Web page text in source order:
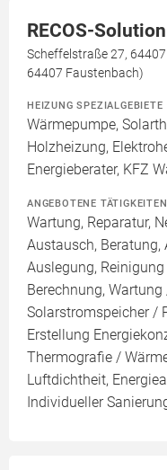
RECOS-
Scheffelstraße 27,
64407 Faustenbach)
HEIZUNG SPEZIALGEBIETE
Wärmepumpe,
Holzheizung,
Energieberater, KFZ
ANGEBOTENE TÄTIGKEITEN
Wartung, Reparatur,
Austausch,
Auslegung,
Berechnung,
Solarstromspeicher /
Erstellung
Thermografie /
Luftdichtheit,
Individueller